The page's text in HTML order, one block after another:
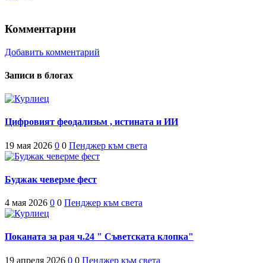
Комментарии
Добавить комментарий
Записи в блогах
Цифровият феодализьм , истината и ИИ
19 мая 2026 0 0 Пенджер към света
Буджак чеверме фест
4 мая 2026 0 0 Пенджер към света
Поканата за рая ч.24 " Съветската клопка"
19 апреля 2026 0 0 Пенджер към света